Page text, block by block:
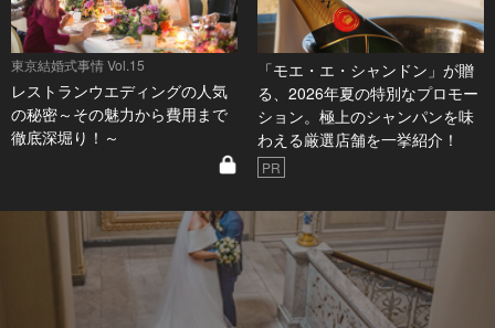
東京結婚式事情 Vol.15
レストランウエディングの人気
の秘密～その魅力から費用まで
徹底深堀り！～
「モエ・エ・シャンドン」が贈
る、2026年夏の特別なプロモー
ション。極上のシャンパンを味
わえる厳選店舗を一挙紹介！
PR